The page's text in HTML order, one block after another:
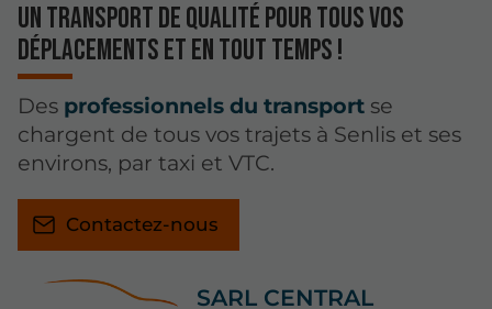
SARL CENTRAL
Un transport de qualité pour tous vos
déplacements et en tout temps !
Des professionnels du transport se
chargent de tous vos trajets à Senlis et ses
environs, par taxi et VTC.
Contactez-nous